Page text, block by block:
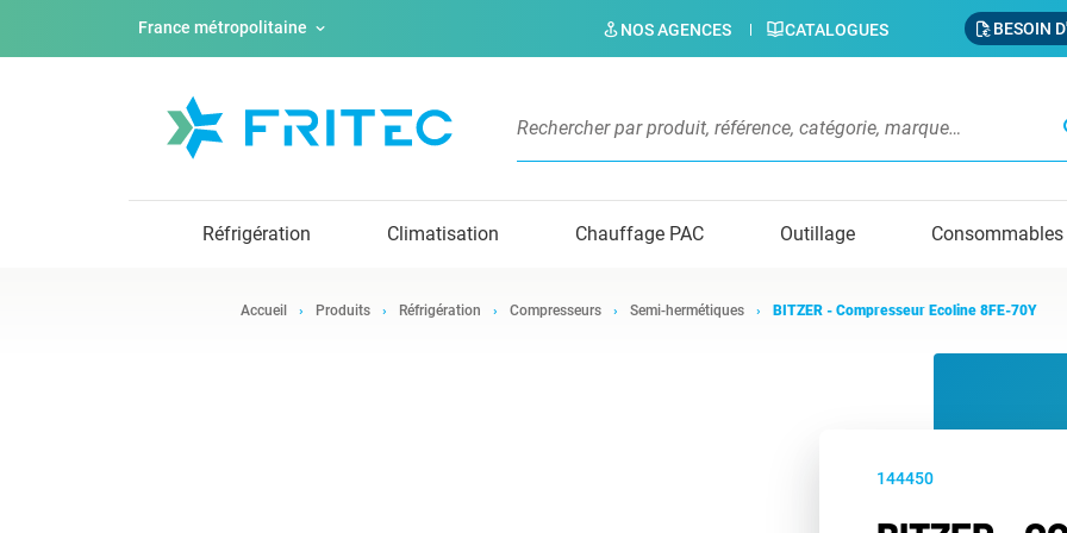
France métropolitaine NOS AGENCES CATALOGUES BESOIN
Réfrigération Climatisation Chauffage PAC Outillage Consommables
Accueil Produits Réfrigération Compresseurs Semi-hermétiques BITZER - Compresseur Ecoline 8FE-70Y
144450